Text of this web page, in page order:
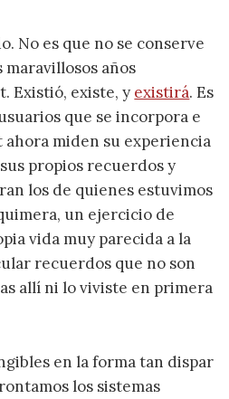
No es que no se conserve
años
Existió, existe, y existirá. Es
que se incorpora e
miden su experiencia
propios recuerdos y
los de quienes estuvimos
un ejercicio de
vida muy parecida a la
recuerdos que no son
allí ni lo viviste en primera
en la forma tan dispar
los sistemas